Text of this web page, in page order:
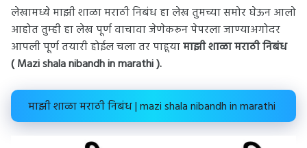
लेखामध्ये माझी शाळा मराठी निबंध हा लेख तुमच्या समोर घेऊन आलो
आहोत तुम्ही हा लेख पूर्ण वाचावा जेणेकरून पेपरला जाण्याअगोदर
आपली पूर्ण तयारी होईल चला तर पाहूयामाझी शाळा मराठी निबंध
(Mazi shala nibandh in marathi ).
माझी शाळा मराठी निबंध | mazi shala nibandh in marathi